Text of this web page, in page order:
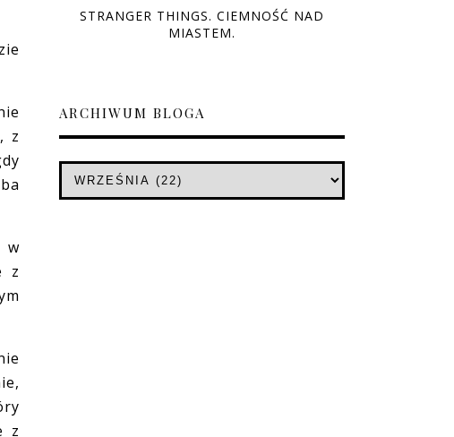
z
w
z
z
STRANGER THINGS. CIEMNOŚĆ NAD
MIASTEM.
ARCHIWUM BLOGA